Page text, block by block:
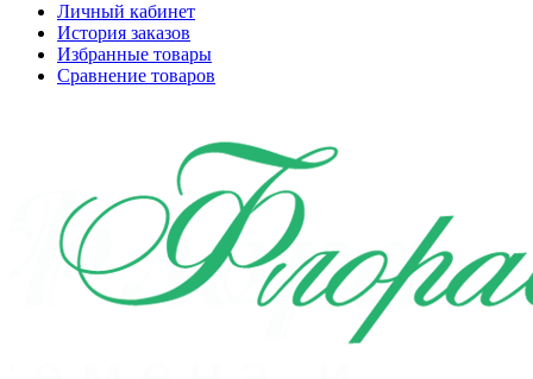
Личный кабинет
История заказов
Избранные товары
Сравнение товаров